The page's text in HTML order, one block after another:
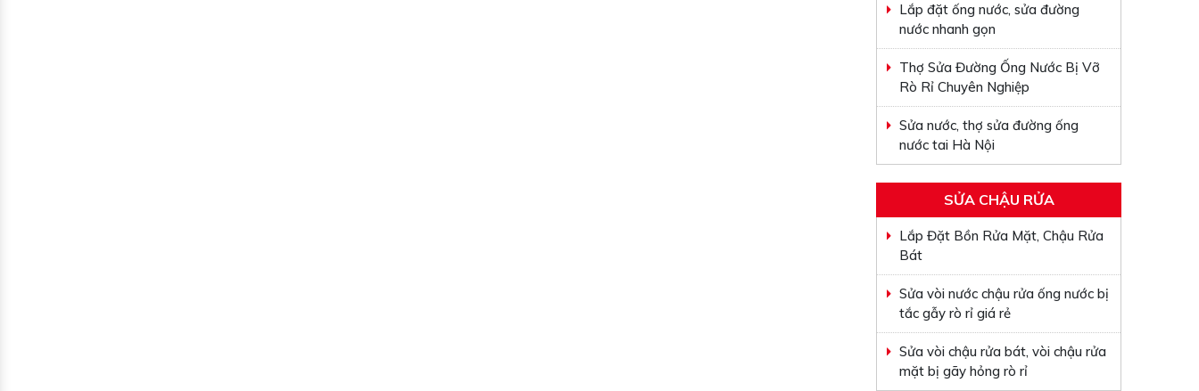
Lắp đặt ống nước, sửa đường
nước nhanh gọn
Thợ Sửa Đường Ống Nước Bị Vỡ
Rò Rỉ Chuyên Nghiệp
Sửa nước, thợ sửa đường ống
nước tai Hà Nội
SỬA CHẬU RỬA
Lắp Đặt Bồn Rửa Mặt, Chậu Rửa
Bát
Sửa vòi nước chậu rửa ống nước bị
tắc gẫy rò rỉ giá rẻ
Sửa vòi chậu rửa bát, vòi chậu rửa
mặt bị gãy hỏng rò rỉ